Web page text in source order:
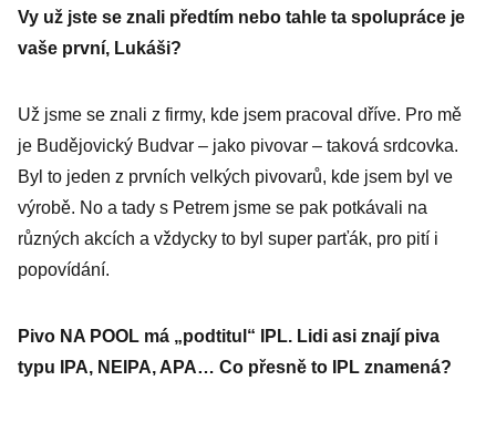
Vy už jste se znali předtím nebo tahle ta spolupráce je
vaše první, Lukáši?
Už jsme se znali z firmy, kde jsem pracoval dříve. Pro mě
je Budějovický Budvar – jako pivovar – taková srdcovka.
Byl to jeden z prvních velkých pivovarů, kde jsem byl ve
výrobě. No a tady s Petrem jsme se pak potkávali na
různých akcích a vždycky to byl super parťák, pro pití i
popovídání.
Pivo NA POOL má „podtitul“ IPL. Lidi asi znají piva
typu IPA, NEIPA, APA… Co přesně to IPL znamená?